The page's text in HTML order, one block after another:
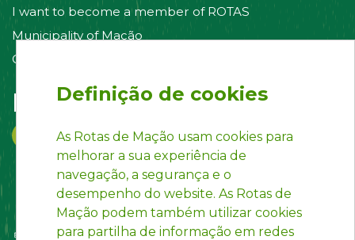
I want to become a member of ROTAS
Municipality of Mação
Contact us
Follow us on:
Definição de cookies
As Rotas de Mação usam cookies para
melhorar a sua experiência de
navegação, a segurança e o
desempenho do website. As Rotas de
Mação podem também utilizar cookies
para partilha de informação em redes